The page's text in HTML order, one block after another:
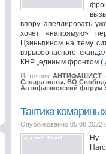
впору апеллировать
хочет «напрямую»
Цзиньпином на тему
взрывоопасного
КНР „единым фронтом (
Источник: АНТИФАШИСТ -
Сепаратисты, ВО
Антифашистский форум
Тактика
Опубликованно 05.08.2022
Ну